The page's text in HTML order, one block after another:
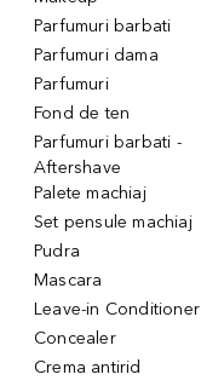
Parfumuri barbati
Parfumuri dama
Parfumuri
Fond de ten
Parfumuri barbati -
Aftershave
Palete machiaj
Set pensule machiaj
Pudra
Mascara
Leave-in Conditioner
Concealer
Crema antirid